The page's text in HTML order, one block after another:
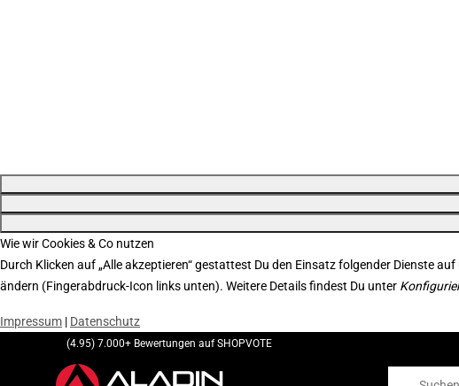
Wie wir Cookies & Co nutzen
Durch Klicken auf „Alle akzeptieren“ gestattest Du den Einsatz folgender Dienste
ändern (Fingerabdruck-Icon links unten). Weitere Details findest Du unter
Impressum | Datenschutz
(4.95) 7.000+ Bewertungen auf SHOPVOTE